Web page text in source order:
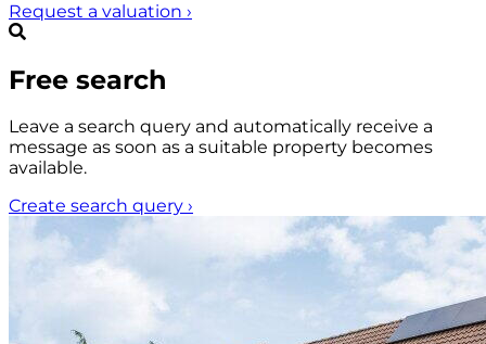
Request a valuation ›
Free search
Leave a search query and automatically receive a
message as soon as a suitable property becomes
available.
Create search query ›